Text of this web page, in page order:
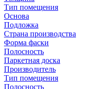
Тип помещения
Основа
Подложка
Страна производства
Форма фаски
Полосность
Паркетная доска
Производитель
Тип помещения
Полосность